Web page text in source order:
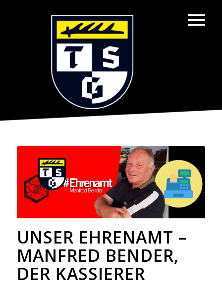
UNSER EHRENAMT –
MANFRED BENDER,
DER KASSIERER